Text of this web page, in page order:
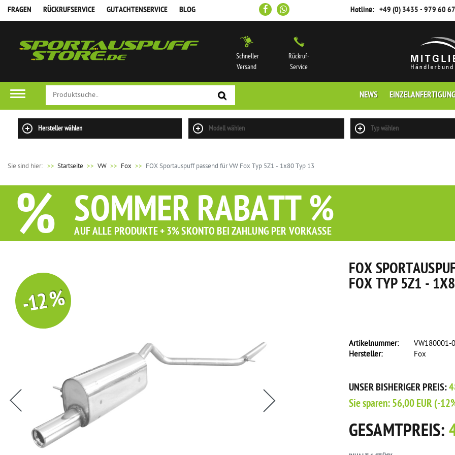
FRAGEN RÜCKRUFSERVICE GUTACHTENSERVICE BLOG Hotline: +49 (0) 3435 - 979 60 67
Schneller
Versand
Rückruf-
Service
NEWS
Hersteller wählen Modell wählen Typ wählen
Sie sind hier: >> Startseite VW Fox FOX Sportauspuff passend für VW Fox Typ 5Z1 - 1x80 Typ 13
% SOMMER RABATT %
AUF ALLE PRODUKTE + 3% SKONTO BEI ZAHLUNG PER VORKASSE
-12 %
FOX
FOX TYP 5Z1 -
Artikelnummer:
VW180001-
Hersteller:
Fox
UNSER BISHERIGER PREIS:
Sie sparen:56,00 EUR(-
GESAMTPREIS:
Sie erhalten Sie beim Kauf diesen Artikel Gratis eine Flasche Rain-X Regenabweiser!